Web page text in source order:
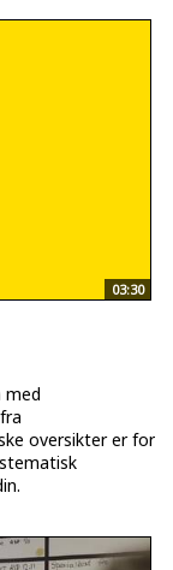
03:30
med
oversikter er for